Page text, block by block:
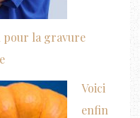
pour la gravure
Voici
enfin